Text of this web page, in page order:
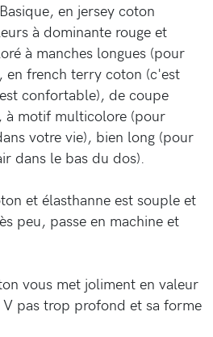
en jersey coton
à dominante rouge et
à manches longues (pour
en french terry coton (c'est
confortable), de coupe
à motif multicolore (pour
votre vie), bien long (pour
dans le bas du dos).
et élasthanne est souple et
peu, passe en machine et
vous met joliment en valeur
pas trop profond et sa forme